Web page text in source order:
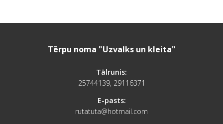
Tērpu noma "Uzvalks un kleita"
Tālrunis:
25744139, 29116371
E-pasts:
rutatuta@hotmail.com